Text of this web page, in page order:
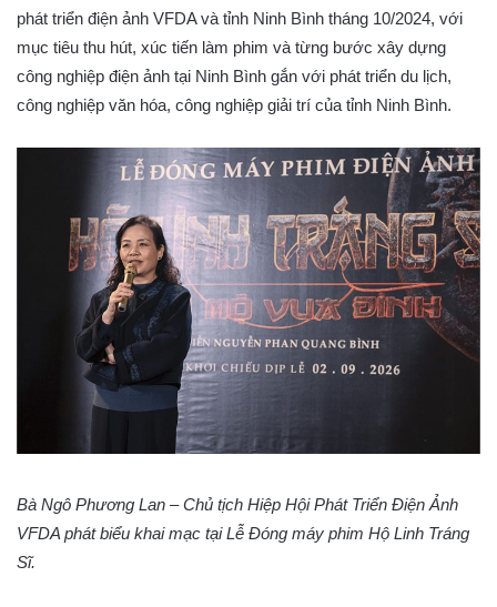
phát triển điện ảnh VFDA và tỉnh Ninh Bình tháng 10/2024, với
mục tiêu thu hút, xúc tiến làm phim và từng bước xây dựng
công nghiệp điện ảnh tại Ninh Bình gắn với phát triển du lịch,
công nghiệp văn hóa, công nghiệp giải trí của tỉnh Ninh Bình.
Bà Ngô Phương Lan – Chủ tịch Hiệp Hội Phát Triển Điện Ảnh
VFDA phát biểu khai mạc tại Lễ Đóng máy phim Hộ Linh Tráng
Sĩ.